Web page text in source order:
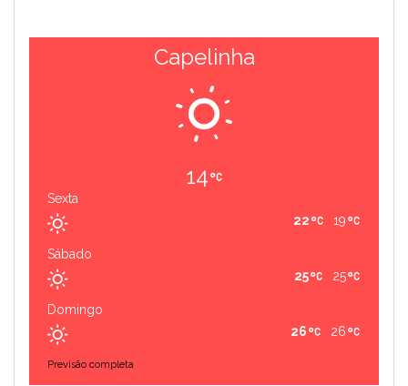
Capelinha
14
Sexta
19
22
Sábado
25
25
Domingo
26
26
Previsão completa